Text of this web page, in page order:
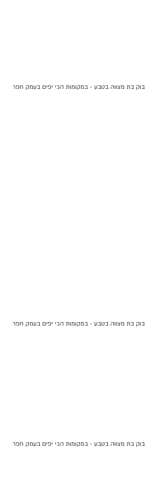
בוק בת מצווה בטבע - במקומות הכי יפים בעמק חפר
בוק בת מצווה בטבע - במקומות הכי יפים בעמק חפר
בוק בת מצווה בטבע - במקומות הכי יפים בעמק חפר